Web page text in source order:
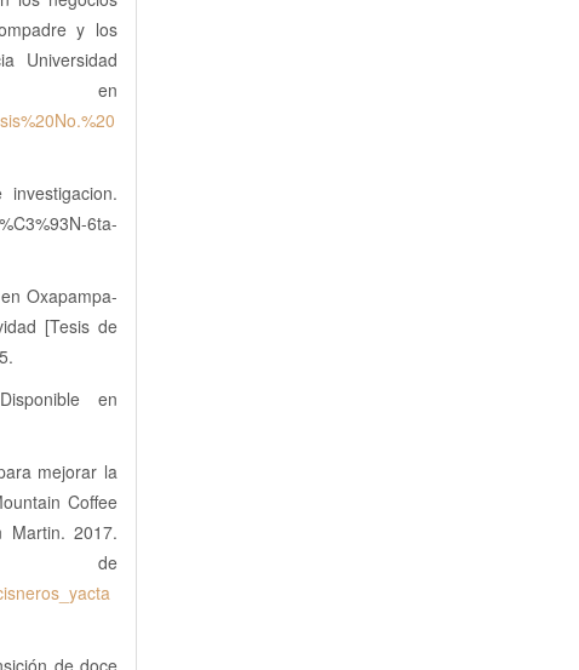
y los
Universidad
en
6ta-
Oxapampa-
[Tesis de
en
mejorar la
Coffee
Martin. 2017.